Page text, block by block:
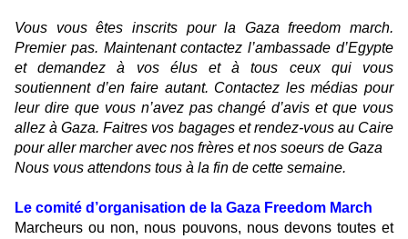
Vous vous êtes inscrits pour la Gaza freedom march.
Premier pas. Maintenant contactez l’ambassade d’Egypte
et demandez à vos élus et à tous ceux qui vous
soutiennent d’en faire autant. Contactez les médias pour
leur dire que vous n’avez pas changé d’avis et que vous
allez à Gaza. Faitres vos bagages et rendez-vous au Caire
pour aller marcher avec nos frères et nos soeurs de Gaza
Nous vous attendons tous à la fin de cette semaine.
Le comité d’organisation de la Gaza Freedom March
Marcheurs ou non, nous pouvons, nous devons toutes et